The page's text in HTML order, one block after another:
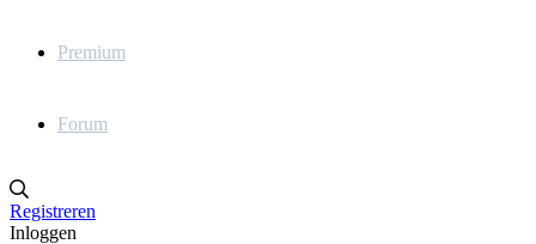
Premium
Forum
Registreren
Inloggen